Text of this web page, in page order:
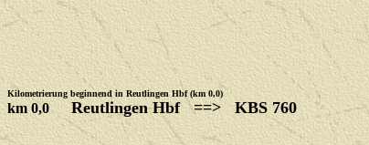
Kilometrierung beginnend in Reutlingen Hbf (km 0,0)
km 0,0 Reutlingen Hbf ==> KBS 760